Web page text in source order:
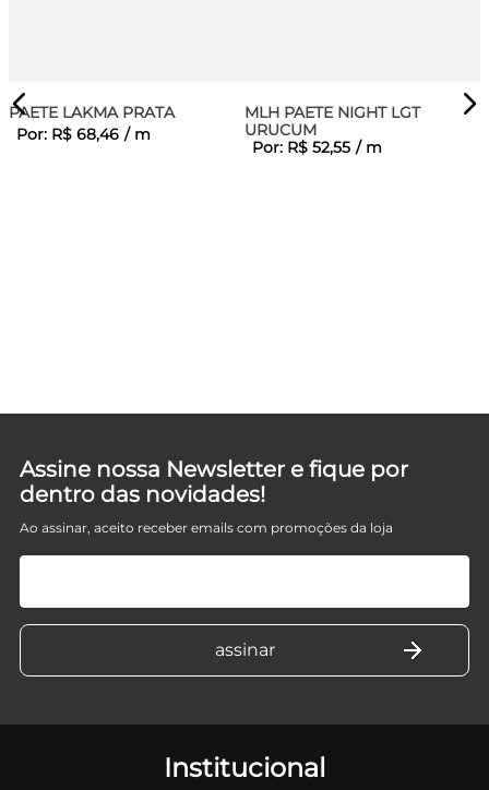
PAETE LAKMA PRATA
Por: R$ 68,46 / m
MLH PAETE NIGHT LGT
URUCUM
Por: R$ 52,55 / m
Assine nossa Newsletter e fique por
dentro das novidades!
Ao assinar, aceito receber emails com promoções da loja
Institucional